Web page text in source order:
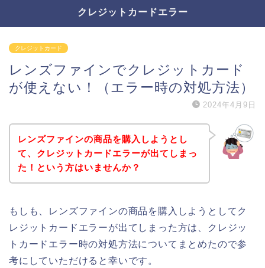
クレジットカードエラー
クレジットカード
レンズファインでクレジットカード
が使えない！（エラー時の対処方法）
2024年4月9日
レンズファインの商品を購入しようとし
て、クレジットカードエラーが出てしまっ
た！という方はいませんか？
もしも、レンズファインの商品を購入しようとしてク
レジットカードエラーが出てしまった方は、クレジッ
トカードエラー時の対処方法についてまとめたので参
考にしていただけると幸いです。